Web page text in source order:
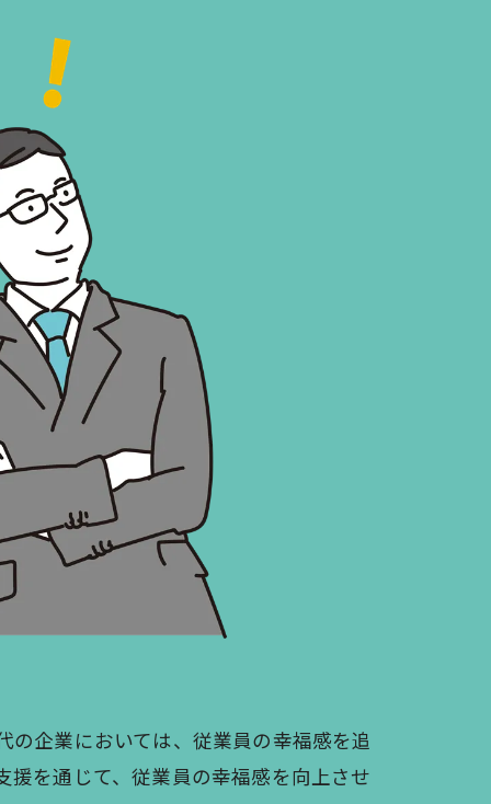
企業においては、従業員の幸福感を追
を通じて、従業員の幸福感を向上させ